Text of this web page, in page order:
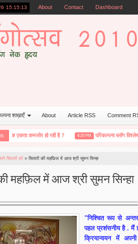
15:15:14 About Contact Dashboard
शाख़ाएँ About Article RSS Comment
एकता कमजोर हो रही है ? 6:25 PM परिकल्पना ब्लॉग विश्लेषण में
सितारों को » सितारों की महफ़िल में आज श्री सुमन सिन्हा
महफ़िल में आज श्री सुमन सिन्हा
"निश्चित रूप से
पहल प्रशंसनीय है . मैं
क्रियान्वयन में